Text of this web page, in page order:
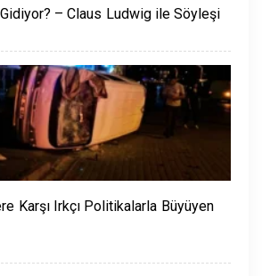
– Claus Ludwig ile Söyleşi
Karşı Irkçı Politikalarla Büyüyen